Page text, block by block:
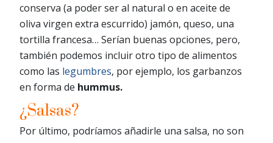
conserva (a poder ser al natural o en aceite de
oliva virgen extra escurrido) jamón, queso, una
tortilla francesa… Serían buenas opciones, pero,
también podemos incluir otro tipo de alimentos
como las legumbres, por ejemplo, los garbanzos
en forma de hummus.
¿Salsas?
Por último, podríamos añadirle una salsa, no son